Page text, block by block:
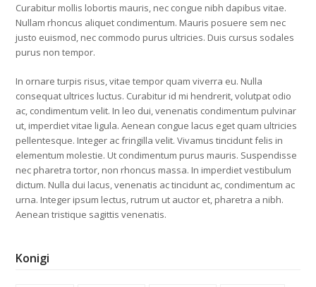
Curabitur mollis lobortis mauris, nec congue nibh dapibus vitae.
Nullam rhoncus aliquet condimentum. Mauris posuere sem nec
justo euismod, nec commodo purus ultricies. Duis cursus sodales
purus non tempor.
In ornare turpis risus, vitae tempor quam viverra eu. Nulla
consequat ultrices luctus. Curabitur id mi hendrerit, volutpat odio
ac, condimentum velit. In leo dui, venenatis condimentum pulvinar
ut, imperdiet vitae ligula. Aenean congue lacus eget quam ultricies
pellentesque. Integer ac fringilla velit. Vivamus tincidunt felis in
elementum molestie. Ut condimentum purus mauris. Suspendisse
nec pharetra tortor, non rhoncus massa. In imperdiet vestibulum
dictum. Nulla dui lacus, venenatis ac tincidunt ac, condimentum ac
urna. Integer ipsum lectus, rutrum ut auctor et, pharetra a nibh.
Aenean tristique sagittis venenatis.
Konigi